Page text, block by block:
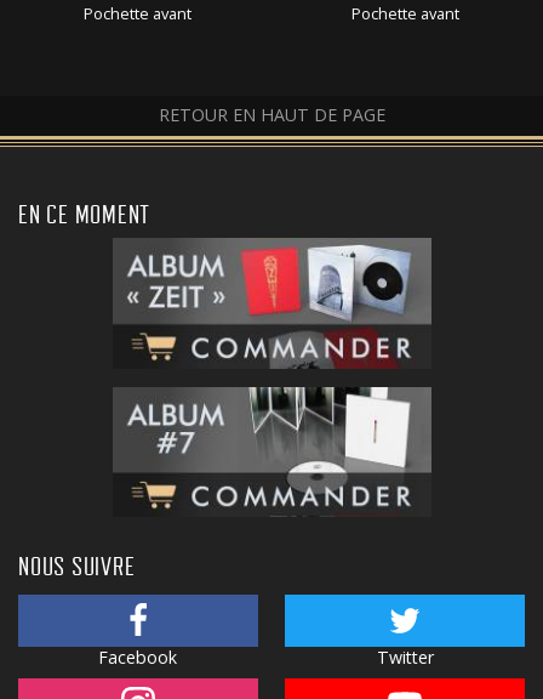
Pochette avant Pochette avant
RETOUR EN HAUT DE PAGE
EN CE MOMENT
NOUS SUIVRE
Facebook Twitter